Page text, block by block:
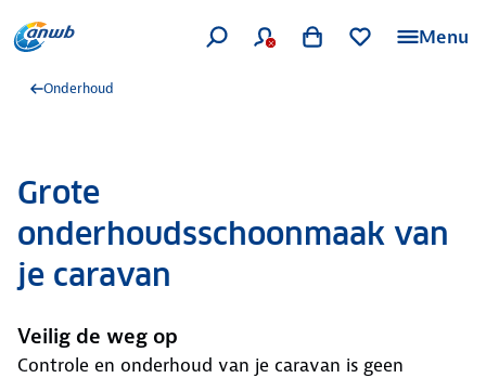
Menu
Onderhoud
Grote
onderhoudsschoonmaak van
je caravan
Veilig de weg op
Controle en onderhoud van je caravan is geen